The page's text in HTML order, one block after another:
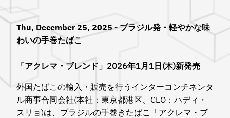
Thu, December 25, 2025 - ブラジル発・軽やかな味
わいの手巻たばこ
「アクレマ・ブレンド」2026年1月1日(木)新発売
外国たばこの輸入・販売を行うインターコンチネンタ
ル商事合同会社(本社：東京都港区、CEO：ハディ・
スリョ)は、ブラジルの手巻きたばこ「アクレマ・ブ